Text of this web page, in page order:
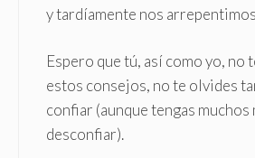
y tardíamente nos
Espero que tú, así como yo, no
estos consejos, no te olvides
confiar (aunque tengas
desconfiar).